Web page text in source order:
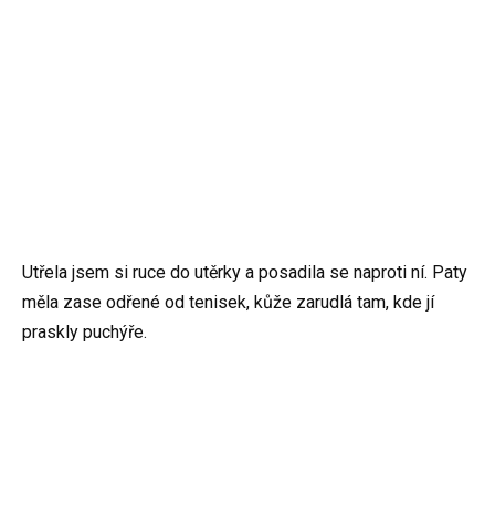
Utřela jsem si ruce do utěrky a posadila se naproti ní. Paty
měla zase odřené od tenisek, kůže zarudlá tam, kde jí
praskly puchýře.